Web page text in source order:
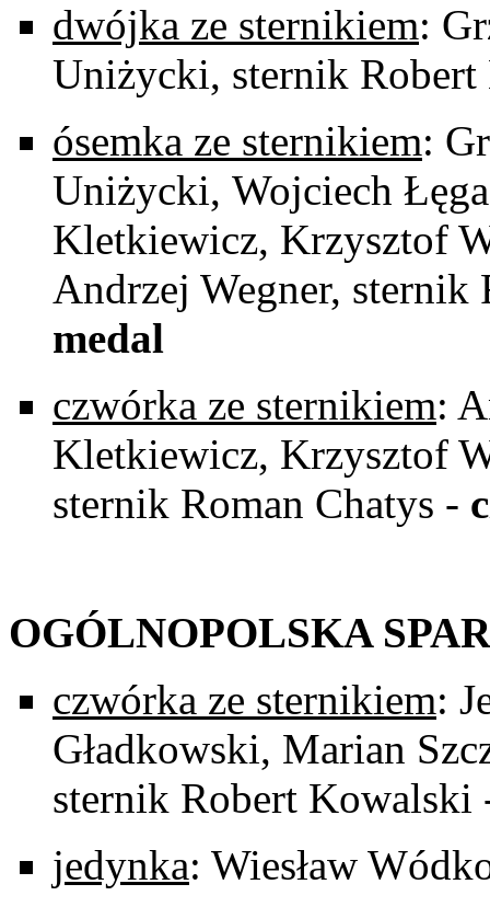
dwójka ze sternikiem:
Uniżycki, sternik
ósemka ze sternikiem:
Uniżycki, Wojciech
Kletkiewicz, Krzysztof
Andrzej Wegner,
medal
czwórka ze sternikiem:
Kletkiewicz, Krzysztof
sternik Roman Chatys -
OGÓLNOPOLSKA
czwórka ze sternikiem:
Gładkowski, Marian
sternik Robert
jedynka: Wiesław